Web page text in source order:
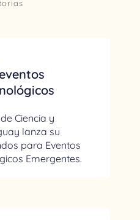
Ciencia y
lanza su
para Eventos
Emergentes.